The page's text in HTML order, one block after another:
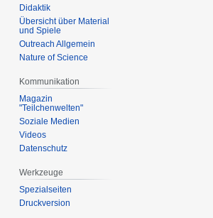
Didaktik
Übersicht über Material
und Spiele
Outreach Allgemein
Nature of Science
Kommunikation
Magazin
"Teilchenwelten"
Soziale Medien
Videos
Datenschutz
Werkzeuge
Spezialseiten
Druckversion